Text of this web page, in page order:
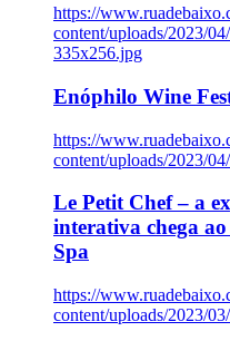
https://
content/uploads/2023/
335x256.jpg
Enóphilo Wine
https://
content/uploads/2023/
Le Petit Chef – a
interativa chega
Spa
https://
content/uploads/2023/